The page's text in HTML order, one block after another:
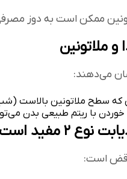
ممکن است به دوز
ملاتونین
می‌دهند:
که سطح ملاتونین بالاست
با ریتم طبیعی بدن
۲ مفید است؟
است: